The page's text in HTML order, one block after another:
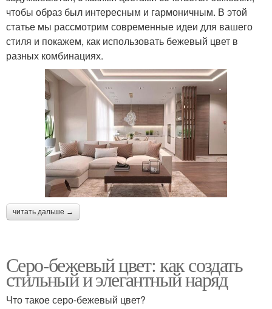
чтобы образ был интересным и гармоничным. В этой
статье мы рассмотрим современные идеи для вашего
стиля и покажем, как использовать бежевый цвет в
разных комбинациях.
читать дальше →
Серо-бежевый цвет: как создать
стильный и элегантный наряд
Что такое серо-бежевый цвет?